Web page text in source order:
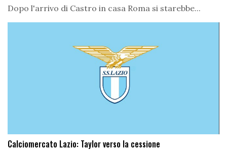
Dopo l'arrivo di Castro in casa Roma si starebbe...
Calciomercato Lazio: Taylor verso la cessione